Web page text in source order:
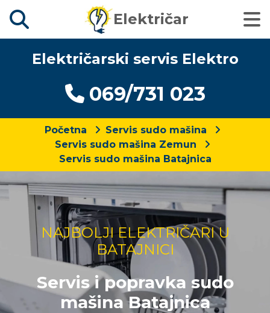
Električar
Električarski servis Elektro
069/731 023
Početna
Servis sudo mašina
Servis sudo mašina Zemun
Servis sudo mašina Batajnica
NAJBOLJI ELEKTRIČARI U
BATAJNICI
Servis i popravka sudo
mašina Batajnica